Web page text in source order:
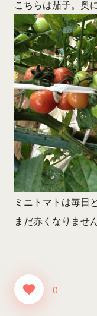
こちらは茄子。奥
ミニトマトは毎日
まだ赤くなりません
0